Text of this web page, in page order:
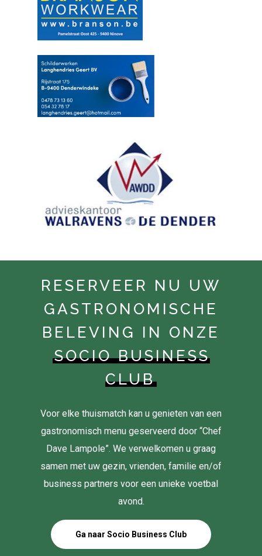
RESERVEER NU UW
GASTRONOMISCHE
BELEVING IN ONZE
SOCIO BUSINESS
CLUB
Voor elke thuismatch kan u genieten van een
gastronomisch menu geserveerd door “Chef
Dave Lampole”. We verwelkomen u graag
samen met uw gezin, vrienden, familie en/of
business partners voor een unieke voetbal
avond.
Ga naar Socio Business Club